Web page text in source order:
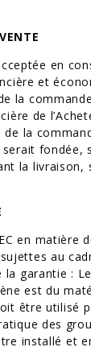
en
et
la
de
la
serait fondée,
la livraison,
en matière
au
la garantie :
est du
être utilisé
des
installé et